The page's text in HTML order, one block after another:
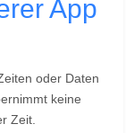
App
oder Daten
keine
Zeit.